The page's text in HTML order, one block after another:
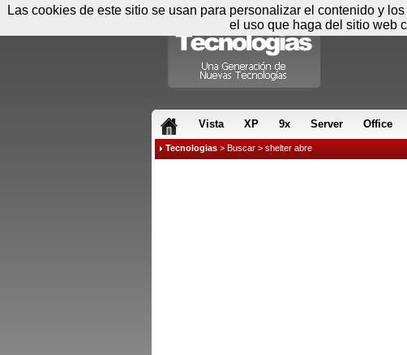
Vista XP 9x Server Office
Tecnologias > Buscar > shelter abre
Las cookies de este sitio se usan para personalizar el contenido y
el uso que haga del sitio web